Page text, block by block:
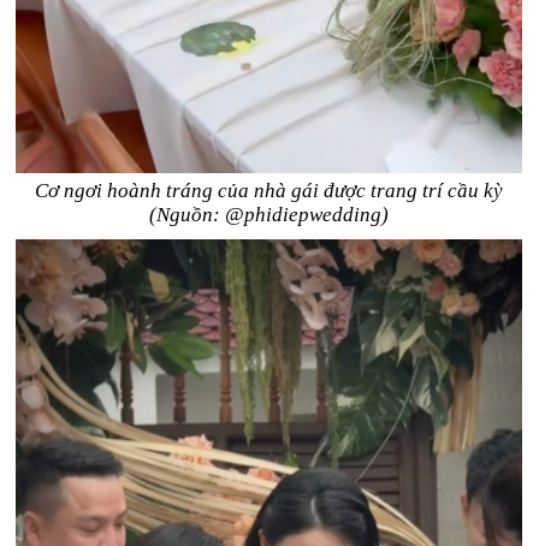
Cơ ngơi hoành tráng của nhà gái được trang trí cầu kỳ
(Nguồn: @phidiepwedding)